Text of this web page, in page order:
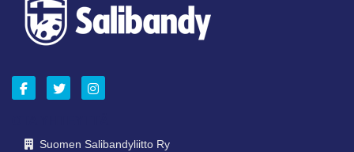
Suomen Salibandyliitto Ry